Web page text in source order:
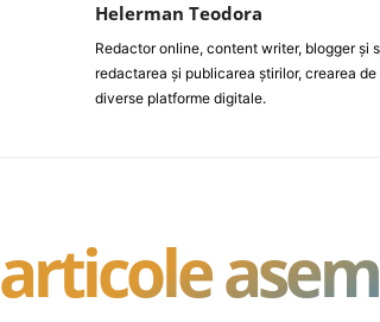
Helerman Teodora
Redactor online, content writer, blogger și
redactarea și publicarea știrilor, crearea
diverse platforme digitale.
articole